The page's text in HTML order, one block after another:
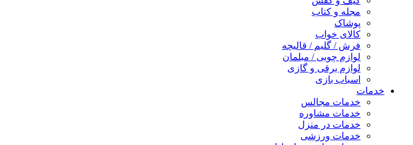
مجله و کتاب
پوشاک
کالای خواب
فرش / گلیم / قالیچه
لوازم چوبی / مبلمان
لوازم برقی و گازی
اسباب بازی
خدمات
خدمات مجالس
خدمات مشاوره
خدمات در منزل
خدمات ورزشی